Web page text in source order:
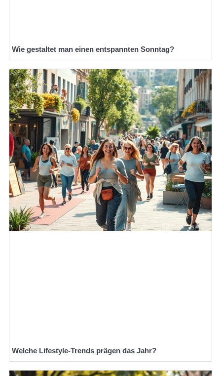
Wie gestaltet man einen entspannten Sonntag?
Welche Lifestyle-Trends prägen das Jahr?